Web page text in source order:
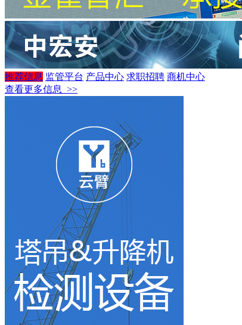
推荐信息 监管平台 产品中心 求职招聘 商机中心
查看更多信息 >>